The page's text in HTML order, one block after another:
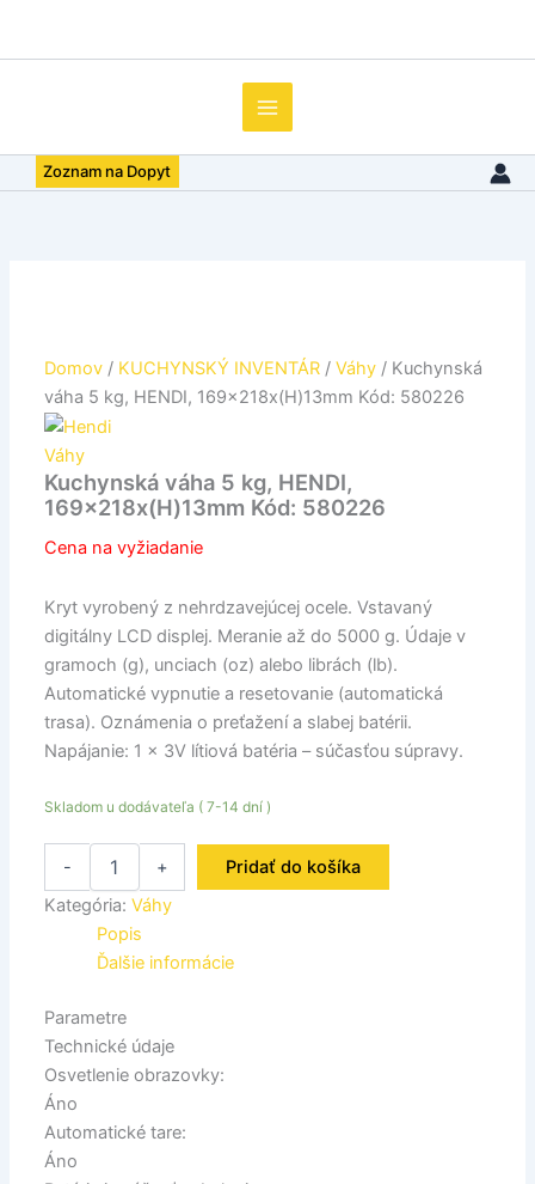
Zoznam na Dopyt
Domov / KUCHYNSKÝ INVENTÁR /Váhy / Kuchynská
váha 5 kg, HENDI, 169x218x(H)13mm Kód: 580226
Váhy
Kuchynská váha 5 kg, HENDI,
169x218x(H)13mm Kód: 580226
Cena na vyžiadanie
Kryt vyrobený z nehrdzavejúcej ocele. Vstavaný
digitálny LCD displej. Meranie až do 5000 g. Údaje v
gramoch (g), unciach (oz) alebo librách (lb).
Automatické vypnutie a resetovanie (automatická
trasa). Oznámenia o preťažení a slabej batérii.
Napájanie: 1 x 3V lítiová batéria – súčasťou súpravy.
Skladom u dodávateľa ( 7-14 dní )
-
váha
169x218x(H)13mm
Kód:
+
Pridať do košíka
Kategória:Váhy
Popis
Ďalšie informácie
Parametre
Technické údaje
Osvetlenie obrazovky:
Áno
Automatické tare:
Áno